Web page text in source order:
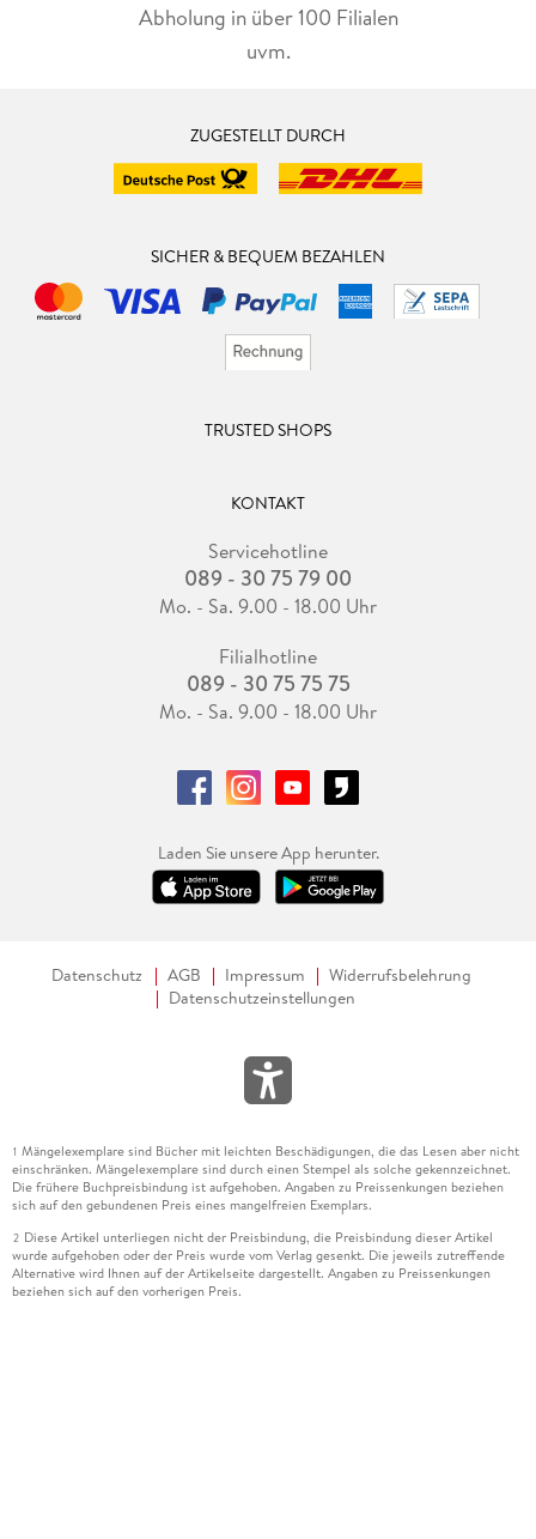
Abholung in über 100 Filialen
uvm.
ZUGESTELLT DURCH
SICHER & BEQUEM BEZAHLEN
TRUSTED SHOPS
KONTAKT
Servicehotline
089 - 30 75 79 00
Mo. - Sa. 9.00 - 18.00 Uhr
Filialhotline
089 - 30 75 75 75
Mo. - Sa. 9.00 - 18.00 Uhr
Laden Sie unsere App herunter.
Datenschutz AGB Impressum
Widerrufsbelehrung
Datenschutzeinstellungen
1 Mängelexemplare sind Bücher mit leichten Beschädigungen, die das Lesen aber nicht
einschränken. Mängelexemplare sind durch einen Stempel als solche gekennzeichnet.
Die frühere Buchpreisbindung ist aufgehoben. Angaben zu Preissenkungen beziehen
sich auf den gebundenen Preis eines mangelfreien Exemplars.
2 Diese Artikel unterliegen nicht der Preisbindung, die Preisbindung dieser Artikel
wurde aufgehoben oder der Preis wurde vom Verlag gesenkt. Die jeweils zutreffende
Alternative wird Ihnen auf der Artikelseite dargestellt. Angaben zu Preissenkungen
beziehen sich auf den vorherigen Preis.